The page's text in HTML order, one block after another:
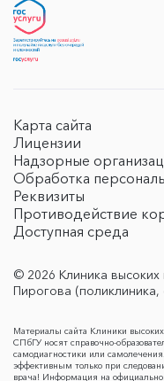
Карта сайта
Лицензии
Надзорные
Обработка
Реквизиты
Противодействие
Доступная среда
© 2026 Клиника
Пирогова
Материалы сайта Клиники
СПбГУ носят справочно-
самодиагностики или
эффективным только при
врача! Информация на